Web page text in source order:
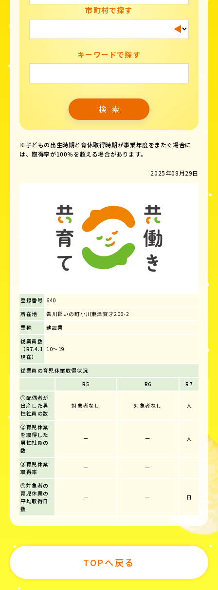
市町村で探す
キーワードで探す
※子どもの出生時期と育休取得時期が事業年度をまたぐ場合に
は、取得率が100％を超える場合があります。
2025年08月29日
登録番号 640
所在地
吾川郡いの町小川東津賀才206-2
業種
建設業
従業員数
（R7.4.1
現在）
10～19
従業員の育児休業取得状況
R5
R6
R7
①配偶者が
出産した男
性社員の数
対象者なし 対象者なし 人
②育児休業
を取得した
男性社員の
数
ー ー 人
③育児休業
取得率
ー ー
④対象者の
育児休業の
平均取得日
数
ー ー 日
TOPへ戻る